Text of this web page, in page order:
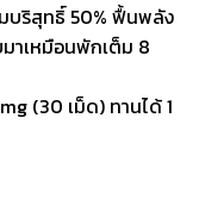
บริสุทธิ์ 50% ฟื้นพลัง
าเหมือนพักเต็ม 8
(30 เม็ด) ทานได้ 1